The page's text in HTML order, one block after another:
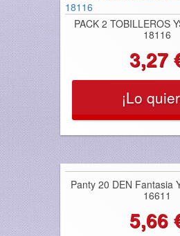
PACK 2 TOBILLEROS
18116
3,27
¡Lo
Panty 20 DEN Fantasia
16611
5,66